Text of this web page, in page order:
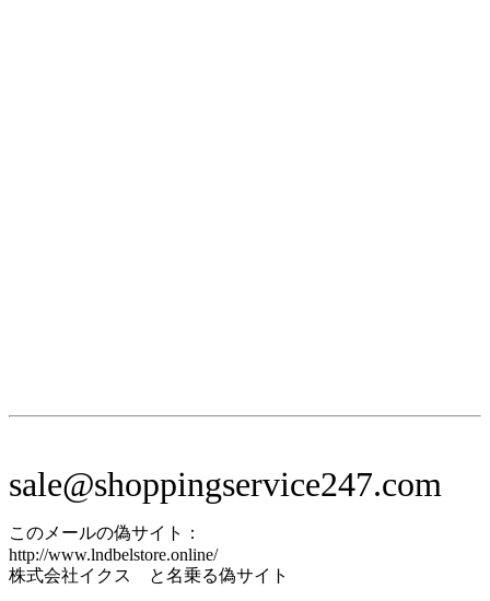
sale@shoppingservice247.com
このメールの偽サイト：
http://www.lndbelstore.online/
株式会社イクス と名乗る偽サイト